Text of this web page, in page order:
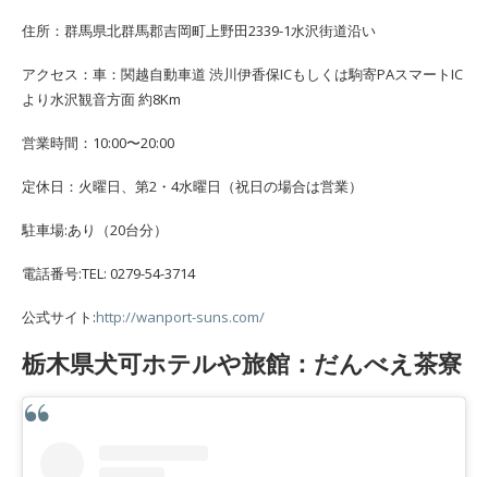
住所：群馬県北群馬郡吉岡町上野田2339-1水沢街道沿い
アクセス：車：関越自動車道 渋川伊香保ICもしくは駒寄PAスマートIC
より水沢観音方面 約8Km
営業時間：10:00〜20:00
定休日：火曜日、第2・4水曜日（祝日の場合は営業）
駐車場:あり（20台分）
電話番号:TEL: 0279-54-3714
公式サイト:http://wanport-suns.com/
栃木県犬可ホテルや旅館：だんべえ茶寮